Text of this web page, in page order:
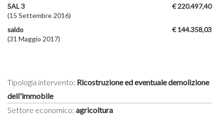
€ 220.497,40
SAL 3
(15 Settembre 2016)
€ 144.358,03
saldo
(31 Maggio 2017)
Tipologia intervento: Ricostruzione ed eventuale demolizione
dell'immobile
Settore economico: agricoltura